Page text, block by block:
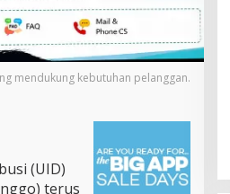
mendukung kebutuhan pelanggan.
(UID)
terus